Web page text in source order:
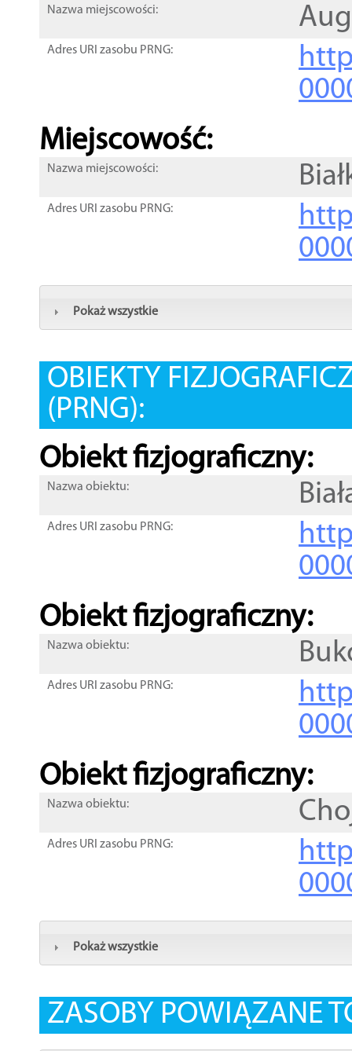
Nazwa miejscowości:
Adres URI zasobu PRNG:
Miejscowość:
Nazwa miejscowości:
Adres URI zasobu PRNG:
Pokaż wszystkie
OBIEKTY
(PRNG):
Obiekt fizjograficzny:
Nazwa obiektu:
Adres URI zasobu PRNG:
Obiekt fizjograficzny:
Nazwa obiektu:
Adres URI zasobu PRNG:
Obiekt fizjograficzny:
Nazwa obiektu:
Adres URI zasobu PRNG:
Pokaż wszystkie
ZASOBY POWIĄZANE